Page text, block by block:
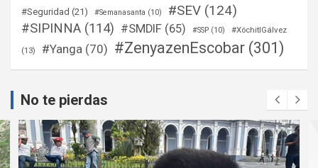
#Seguridad (21) #Semanasanta (10) #SEV (124)
#SIPINNA (114) #SMDIF (65) #SSP (10) #XóchitlGálvez
(13) #Yanga (70) #ZenyazenEscobar (301)
No te pierdas